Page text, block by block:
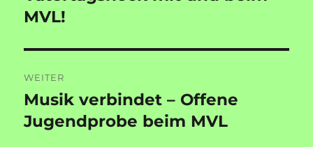
MVL!
WEITER
Nächster
Beitrag:
Musik verbindet – Offene
Jugendprobe beim MVL